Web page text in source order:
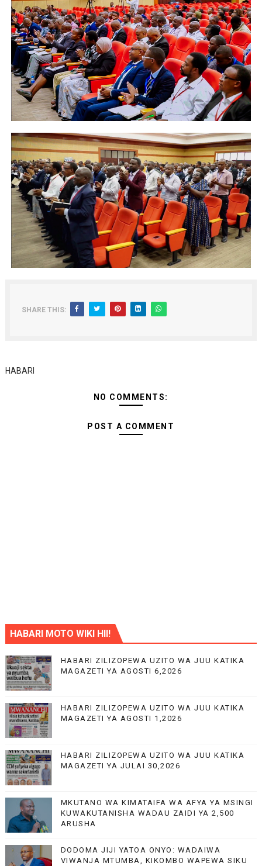
SHARE THIS:
HABARI
NO COMMENTS:
POST A COMMENT
HABARI MOTO WIKI HII!
HABARI ZILIZOPEWA UZITO WA JUU KATIKA
MAGAZETI YA AGOSTI 6,2026
HABARI ZILIZOPEWA UZITO WA JUU KATIKA
MAGAZETI YA AGOSTI 1,2026
HABARI ZILIZOPEWA UZITO WA JUU KATIKA
MAGAZETI YA JULAI 30,2026
MKUTANO WA KIMATAIFA WA AFYA YA MSINGI
KUWAKUTANISHA WADAU ZAIDI YA 2,500
ARUSHA
DODOMA JIJI YATOA ONYO: WADAIWA
VIWANJA MTUMBA, KIKOMBO WAPEWA SIKU